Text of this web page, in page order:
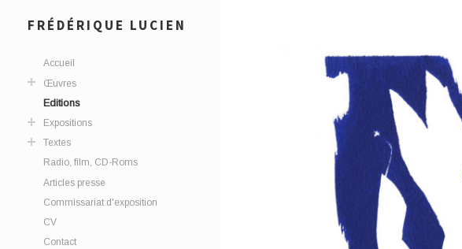
FRÉDÉRIQUE LUCIEN
Accueil
Œuvres
Editions
Expositions
Textes
Radio, film, CD-Roms
Articles presse
Commissariat d'exposition
CV
Contact